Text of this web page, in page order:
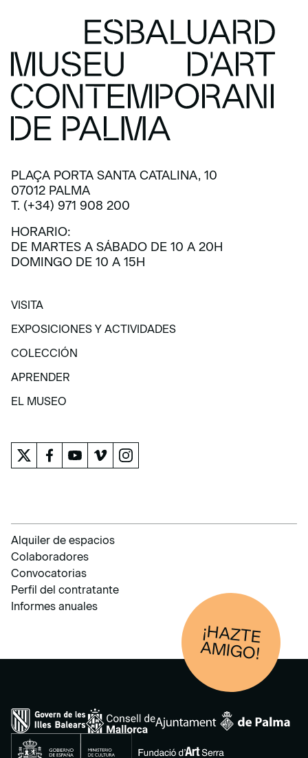
PLAÇA PORTA SANTA CATALINA, 10
07012 PALMA
T. (+34) 971 908 200
HORARIO:
DE MARTES A SÁBADO DE 10 A 20H
DOMINGO DE 10 A 15H
VISITA
EXPOSICIONES Y ACTIVIDADES
EXPOSICIONES Y ACTIVIDADES
COLECCIÓN
APRENDER
EL MUSEO
Alquiler de espacios
Colaboradores
Convocatorias
Perfil del contratante
Informes anuales
¡HAZTE
AM
IGO!